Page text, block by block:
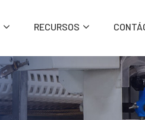
RECURSOS